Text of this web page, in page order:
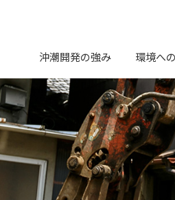
沖潮開発の強み
環境へ